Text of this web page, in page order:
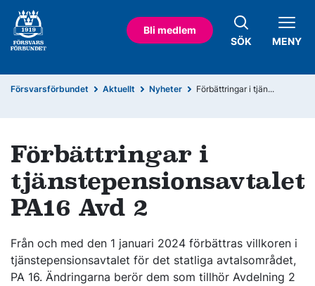
Bli medlem
SÖK
MENY
Försvarsförbundet Aktuellt Nyheter Förbättringar i tjän...
Förbättringar i
tjänstepensionsavtalet
PA16 Avd 2
Från och med den 1 januari 2024 förbättras villkoren i
tjänstepensionsavtalet för det statliga avtalsområdet,
PA 16. Ändringarna berör dem som tillhör Avdelning 2